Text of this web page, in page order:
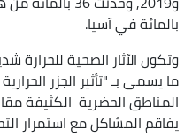
بالمائة في آسيا.
وتكون الآثار الصحية
ما يسمى بـ "تأثير الجزر
المناطق الحضرية الكثيفة
يفاقم المشاكل مع استمرار